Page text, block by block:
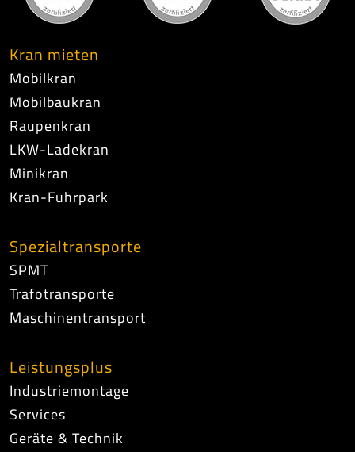
Kran mieten
Mobilkran
Mobilbaukran
Raupenkran
LKW-Ladekran
Minikran
Kran-Fuhrpark
Spezialtransporte
SPMT
Trafotransporte
Maschinentransport
Leistungsplus
Industriemontage
Services
Geräte & Technik